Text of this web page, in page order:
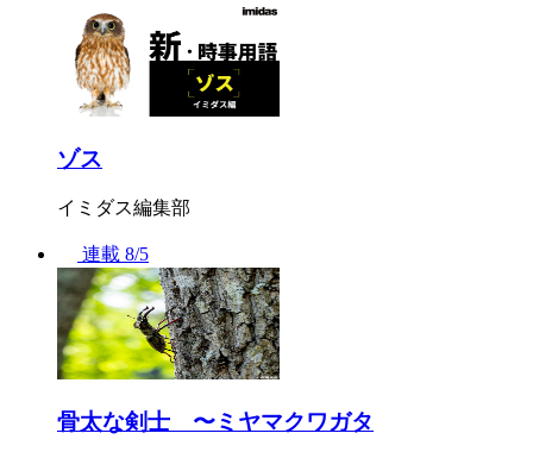
ゾス
イミダス編集部
連載 8/5
骨太な剣士 〜ミヤマクワガタ